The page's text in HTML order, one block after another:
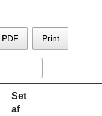
PDF Print
Set
af